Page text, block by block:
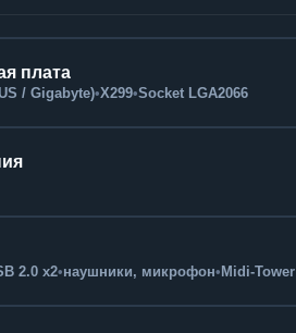
плата
/ Gigabyte)•X299•Socket LGA2066
2.0 x2•наушники, микрофон• Midi-Tower